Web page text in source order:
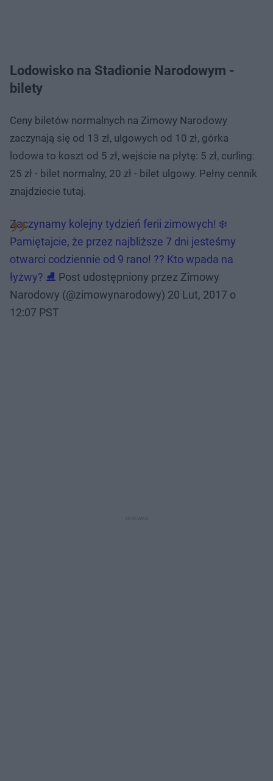
Lodowisko na Stadionie Narodowym -
bilety
Ceny biletów normalnych na Zimowy Narodowy
zaczynają się od 13 zł, ulgowych od 10 zł, górka
lodowa to koszt od 5 zł, wejście na płytę: 5 zł, curling:
25 zł - bilet normalny, 20 zł - bilet ulgowy. Pełny cennik
znajdziecie tutaj.
Zaczynamy kolejny tydzień ferii zimowych! ❄️
Pamiętajcie, że przez najbliższe 7 dni jesteśmy
otwarci codziennie od 9 rano! ?? Kto wpada na
łyżwy? ⛸ Post udostępniony przez Zimowy
Narodowy (@zimowynarodowy) 20 Lut, 2017 o
12:07 PST